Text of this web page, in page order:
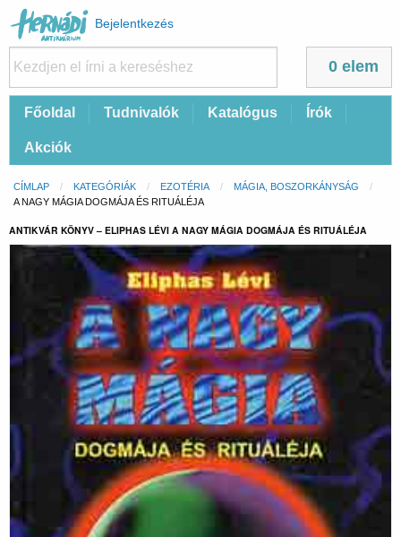
Felhasználói
fiók
menüje
Bejelentkezés
0 elem
FőFőoldal Tudnivalók Katalógus Írók
Akciók
Morzsa
CÍMLAP KATEGÓRIÁK EZOTÉRIA
MÁGIA, BOSZORKÁNYSÁG
CURRENT:
A NAGY MÁGIA DOGMÁJA ÉS RITUÁLÉJA
ANTIKVÁR KÖNYV – ELIPHAS LÉVI A NAGY MÁGIA DOGMÁJA ÉS RITUÁLÉJA